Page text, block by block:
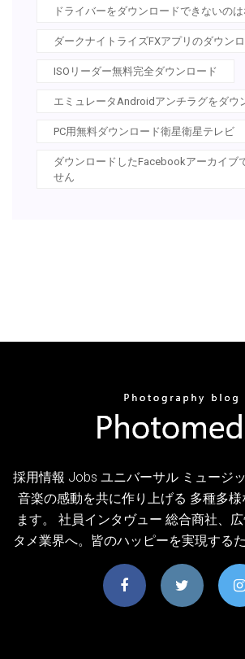
ドライバーをダウンロードできないの
ダークナイトライズFXアプリのダウン
ISOリーダー無料完全ダウンロード
エミュレータAndroidアンチラグをダウ
PC用無料ダウンロード衛星衛星テレビ
ダウンロードしたFacebookアーカイブ
せん
採用情報 Jobs ユニバーサル ミュージ
音楽の感動を共に作り上げる 多種多
ます。 社員インタヴュー 総合商社、
タメ業界へ。皆のハッピーを実現する